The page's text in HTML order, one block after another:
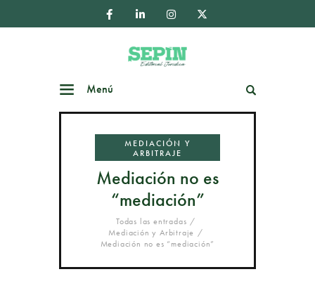
Menú
MEDIACIÓN Y
ARBITRAJE
Mediación no es
“mediación”
Todas las entradas
Mediación y Arbitraje
Mediación no es “mediación”